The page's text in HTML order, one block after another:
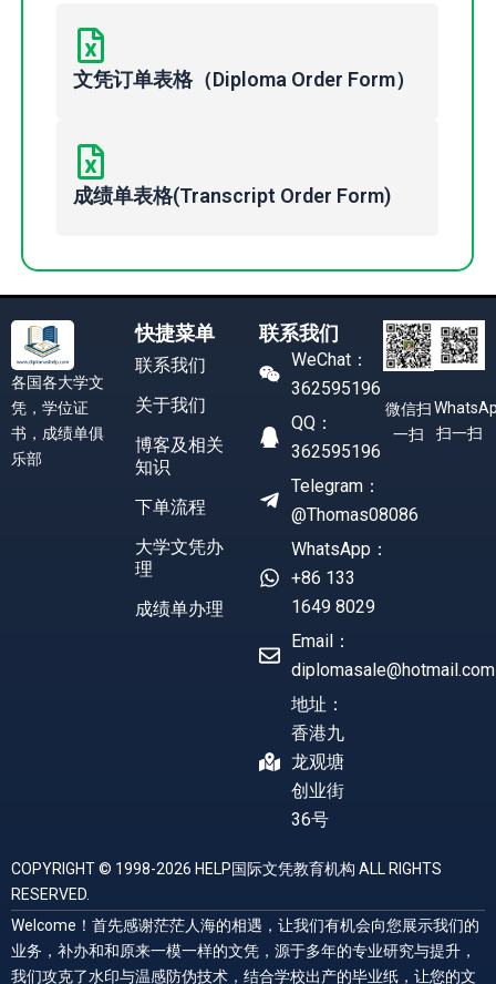
文凭订单表格（Diploma Order Form）
成绩单表格(Transcript Order Form)
各国各大学文
凭，学位证
书，成绩单俱
乐部
快捷菜单
联系我们
关于我们
博客及相关
知识
下单流程
大学文凭办
理
成绩单办理
联系我们
WeChat：
362595196
QQ：
362595196
Telegram：
@Thomas08086
WhatsApp：
+86 133
1649 8029
Email：
diplomasale@hotmail.com
地址：
香港九
龙观塘
创业街
36号
微信扫
一扫
扫一扫
COPYRIGHT © 1998-2026 HELP国际文凭教育机构 ALL RIGHTS
RESERVED.
Welcome！首先感谢茫茫人海的相遇，让我们有机会向您展示我们的
业务，补办和和原来一模一样的文凭，源于多年的专业研究与提升，
我们攻克了水印与温感防伪技术，结合学校出产的毕业纸，让您的文